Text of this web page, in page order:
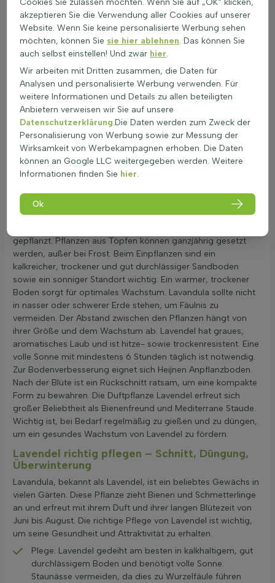
bis 7,5 haben. Die regelmäßige Düngung mit einem
kalkhaltigen Dünger kann das Wachstum unterstützen. Die
Bodenfeuchtigkeit sollte niedrig gehalten werden. Trockene
Bedingungen fördern das Wachstum und die Blüte von
besonders in trockenen Sommermonaten. Als Duftstrauch ist
Lavandula auch eine hervorragende Bienenweide. Es ist
ratsam, den Boden gelegentlich mit Kompost zu verbessern,
um eine nährstoffarme Umgebung zu schaffen, die dem
natürlichen mediterranen Lebensraum ähnelt. Für
Gartenliebhaber gibt es viele Möglichkeiten, Lavendel zu
kaufen und Lavendelöl herzustellen, um den vollen Nutzen
dieser Duftpflanze zu genießen.
Balkonkästen
Lavandula, auch bekannt als Lavendel, wird am besten im
gepflanzt. Pflanzen aus Töpfen können ganzjährig gesetzt
werden, außer bei Frost. Beim Einpflanzen sind ein
kalkreicher, trockener und gut durchlässiger Sandboden
sowie ein sonniger Standort wichtig. Ein warmer, trockener
Boden sorgt für optimales Wachstum. Lavandula sollte nicht
in nasser oder schwerer Erde stehen, um Fäulnis zu
vermeiden. Der Abstand zwischen den Pflanzen hängt von
ihrer Größe und dem Wachstum ab. Lavendel hat graues,
aromatisches Laub und ist hitze- sowie trockenresistent. Eine
volle Sonne mit mindestens 6 Stunden täglich ist notwendig.
Zur Bodenverbesserung eignet sich Heijnen Anpflanzboden.
Nach der Blüte ist ein Rückschnitt ratsam, um eine kompakte
Form zu bewahren. Die Duftpflanze Lavendel erfreut sich
großer Beliebtheit als Bienenfreund und Mediterrane Staude.
Wichtig ist, bei Bedarf regelmäßig zu gießen und zu düngen,
um ein gesundes Wachstum von Lavendel zu fördern.
Lavendel richtig pflegen – Schnitt, Düngung,
Überwinterung
Lavandula, bekannt als Lavendel, ist ein beliebtes Gewächs in
vielen Gärten. Diese Pflanze zieht Bienen und Schmetterlinge
an und erfreut mit ihrem Duft und ihrer langen Blütezeit von
Juni bis August. Die richtige Pflege von Lavendel ist wichtig,
um seine Gesundheit und Attraktivität zu erhalten.
Plege: Lavendel gedeiht am besten in kalkhaltigem, gut
durchlässigem Boden und benötigt volle Sonne.
Staunässe vermeiden, da dies zu Wurzelfäule führen
akzeptieren Sie die Verwendung aller Cookies auf unserer
Website. Wenn Sie keine personalisierte Werbung sehen
möchten, können Sie sie hier ablehnen. Das können Sie
auch selbst einstellen! Und zwar hier.
Wir arbeiten mit Dritten zusammen, die Daten für
Analysen und personalisierte Werbung verwenden. Für
weitere Informationen und Details zu allen beteiligten
Anbietern verweisen wir Sie auf unsere
Datenschutzerklärung.Die Daten werden zum Zweck der
Personalisierung von Werbung sowie zur Messung der
Wirksamkeit von Werbekampagnen erhoben. Die Daten
können an Google LLC weitergegeben werden. Weitere
Informationen finden Sie hier.
Ok